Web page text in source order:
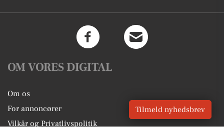
OM VORES DIGITAL
Om os
For annoncører
Vilkår og Privatlivspolitik
Tilmeld nyhedsbrev